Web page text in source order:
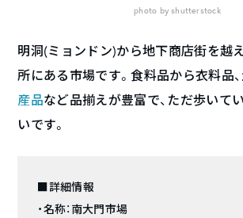
photo by shutterstock
明洞(ミョンドン)から地下商店街を越
所にある市場です。食料品から衣料品、
産品など品揃えが豊富で、ただ歩いて
いです。
■詳細情報
・名称：南大門市場